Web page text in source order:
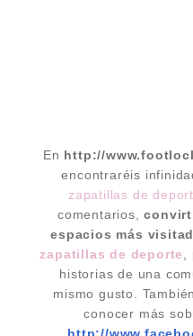
En http://
encontraréis
zapatillas de
comentarios,
espacios más
zapatillas de deporte
historias de una
mismo gusto.
conocer más